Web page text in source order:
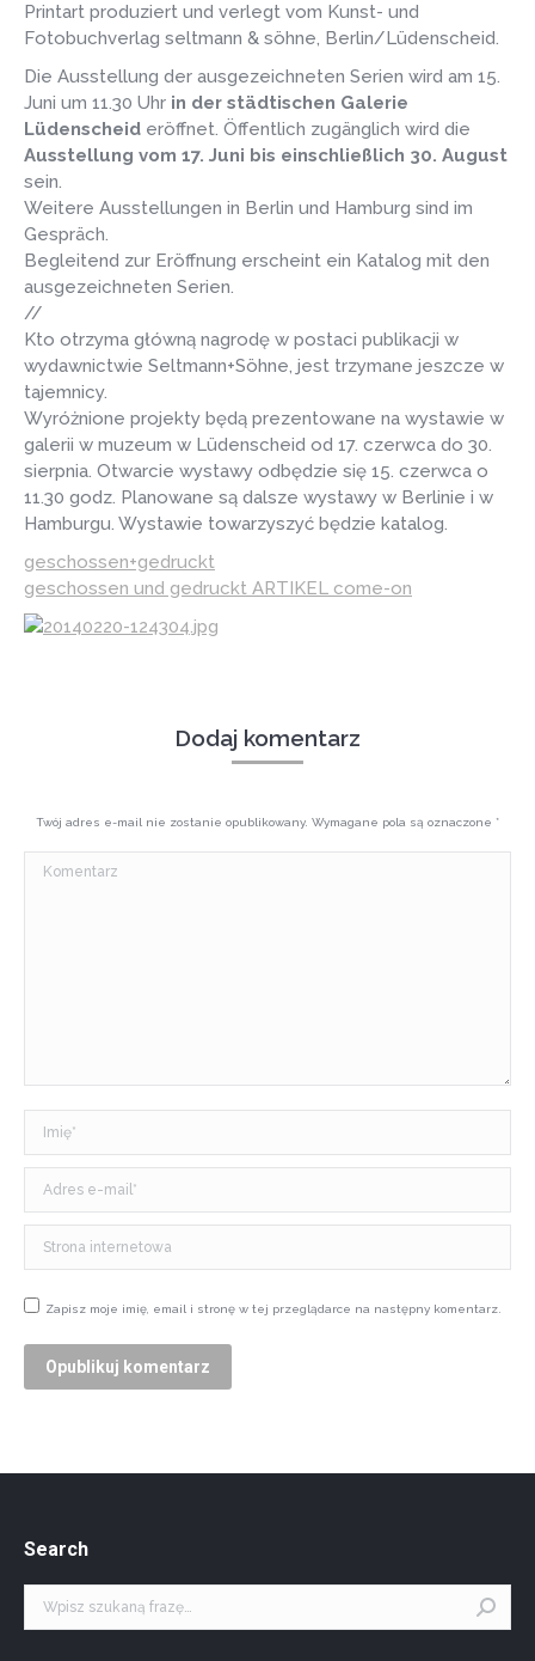
Printart produziert und verlegt vom Kunst- und
Fotobuchverlag seltmann & söhne, Berlin/Lüdenscheid.
Die Ausstellung der ausgezeichneten Serien wird am 15.
Juni um 11.30 Uhr in der städtischen Galerie
Lüdenscheid eröffnet. Öffentlich zugänglich wird die
Ausstellung vom 17. Juni bis einschließlich 30. August
sein.
Weitere Ausstellungen in Berlin und Hamburg sind im
Gespräch.
Begleitend zur Eröffnung erscheint ein Katalog mit den
ausgezeichneten Serien.
//
Kto otrzyma główną nagrodę w postaci publikacji w
wydawnictwie Seltmann+Söhne, jest trzymane jeszcze w
tajemnicy.
Wyróżnione projekty będą prezentowane na wystawie w
galerii w muzeum w Lüdenscheid od 17. czerwca do 30.
sierpnia. Otwarcie wystawy odbędzie się 15. czerwca o
11.30 godz. Planowane są dalsze wystawy w Berlinie i w
Hamburgu. Wystawie towarzyszyć będzie katalog.
geschossen+gedruckt
geschossen und gedruckt ARTIKEL come-on
Dodaj komentarz
Twój adres e-mail nie zostanie opublikowany. Wymagane pola są oznaczone *
Komentarz
Imię *
Adres e-mail *
Strona internetowa
Zapisz moje imię, email i stronę w tej przeglądarce na następny komentarz.
Opublikuj komentarz
Search
Szukaj: